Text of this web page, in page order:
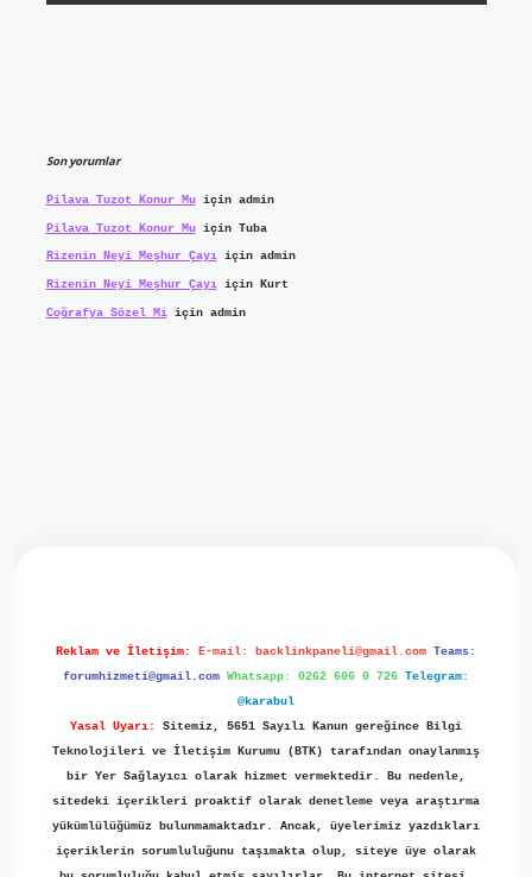
Son yorumlar
Pilava Tuzot Konur Muiçin admin
Pilava Tuzot Konur Muiçin Tuba
Rizenin Neyi Meşhur Çayıiçin admin
Rizenin Neyi Meşhur Çayıiçin Kurt
Coğrafya Sözel Miiçin admin
Reklam ve İletişim: E-mail: backlinkpaneli@gmail.com Teams:
forumhizmeti@gmail.com Whatsapp: 0262 606 0 726 Telegram:
@karabul
Yasal Uyarı:
Sitemiz, 5651 Sayılı Kanun gereğince Bilgi
Teknolojileri ve İletişim Kurumu (BTK) tarafından onaylanmış
bir Yer Sağlayıcı olarak hizmet vermektedir. Bu nedenle,
sitedeki içerikleri proaktif olarak denetleme veya araştırma
yükümlülüğümüz bulunmamaktadır. Ancak, üyelerimiz yazdıkları
içeriklerin sorumluluğunu taşımakta olup, siteye üye olarak